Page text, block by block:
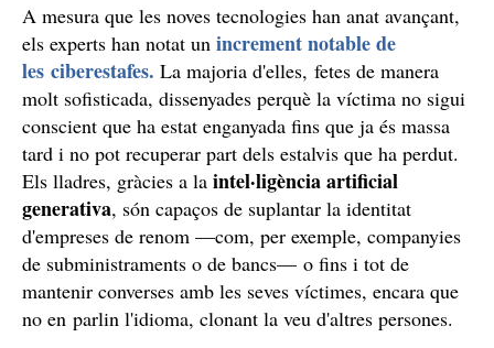
A mesura que les noves tecnologies han anat avançant,
els experts han notat un increment notable de
les ciberestafes. La majoria d'elles, fetes de manera
molt sofisticada, dissenyades perquè la víctima no sigui
conscient que ha estat enganyada fins que ja és massa
tard i no pot recuperar part dels estalvis que ha perdut.
Els lladres, gràcies a la intel·ligència artificial
generativa, són capaços de suplantar la identitat
d'empreses de renom —com, per exemple, companyies
de subministraments o de bancs— o fins i tot de
mantenir converses amb les seves víctimes, encara que
no en parlin l'idioma, clonant la veu d'altres persones.